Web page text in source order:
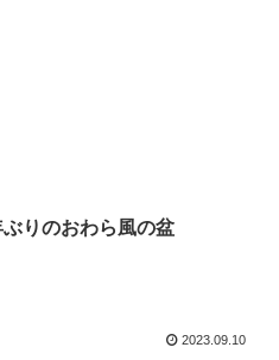
ぶりのおわら風の盆
2023.09.10